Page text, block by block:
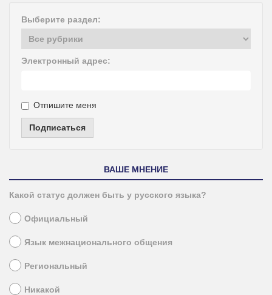
Выберите раздел:
Электронный адрес:
Отпишите меня
Подписаться
ВАШЕ МНЕНИЕ
Какой статус должен быть у русского языка?
Официальный
Язык межнационального общения
Региональный
Никакой